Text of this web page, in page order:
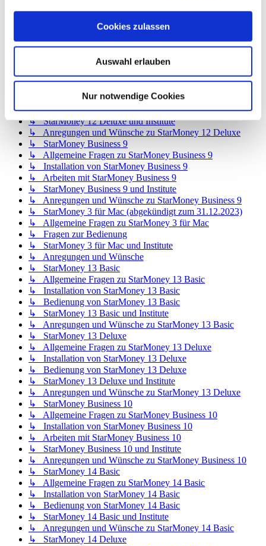
Cookies zulassen
Auswahl erlauben
Nur notwendige Cookies
↳ Installation von StarMoney 12 Basic
↳ Bedienung von StarMoney 12 Basic
↳ Anregungen und Wünsche zu StarMoney 12 Basic
↳ StarMoney 12 Deluxe
↳ Installation von StarMoney 12 Deluxe
↳ Bedienung von StarMoney 12 Deluxe
↳ StarMoney 12 Deluxe und Institute
↳ Anregungen und Wünsche zu StarMoney 12 Deluxe
↳ StarMoney Business 9
↳ Allgemeine Fragen zu StarMoney Business 9
↳ Installation von StarMoney Business 9
↳ Arbeiten mit StarMoney Business 9
↳ StarMoney Business 9 und Institute
↳ Anregungen und Wünsche zu StarMoney Business 9
↳ StarMoney 3 für Mac (abgekündigt zum 31.12.2023)
↳ Allgemeine Fragen zu StarMoney 3 für Mac
↳ Fragen zur Bedienung
↳ StarMoney 3 für Mac und Institute
↳ Anregungen und Wünsche
↳ StarMoney 13 Basic
↳ Allgemeine Fragen zu StarMoney 13 Basic
↳ Installation von StarMoney 13 Basic
↳ Bedienung von StarMoney 13 Basic
↳ StarMoney 13 Basic und Institute
↳ Anregungen und Wünsche zu StarMoney 13 Basic
↳ StarMoney 13 Deluxe
↳ Allgemeine Fragen zu StarMoney 13 Deluxe
↳ Installation von StarMoney 13 Deluxe
↳ Bedienung von StarMoney 13 Deluxe
↳ StarMoney 13 Deluxe und Institute
↳ Anregungen und Wünsche zu StarMoney 13 Deluxe
↳ StarMoney Business 10
↳ Allgemeine Fragen zu StarMoney Business 10
↳ Installation von StarMoney Business 10
↳ Arbeiten mit StarMoney Business 10
↳ StarMoney Business 10 und Institute
↳ Anregungen und Wünsche zu StarMoney Business 10
↳ StarMoney 14 Basic
↳ Allgemeine Fragen zu StarMoney 14 Basic
↳ Installation von StarMoney 14 Basic
↳ Bedienung von StarMoney 14 Basic
↳ StarMoney 14 Basic und Institute
↳ Anregungen und Wünsche zu StarMoney 14 Basic
↳ StarMoney 14 Deluxe